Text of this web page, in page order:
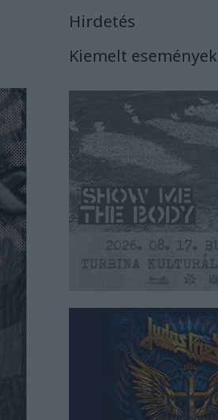
Hirdetés
Kiemelt események